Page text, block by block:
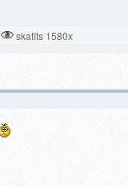
skatīts 1580x